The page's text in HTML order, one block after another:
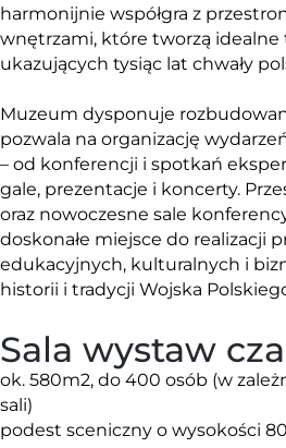
harmonijnie współgra z
wnętrzami, które tworzą idealne
ukazujących tysiąc lat chwały
Muzeum dysponuje
pozwala na organizację
– od konferencji i spotkań
gale, prezentacje i koncerty.
oraz nowoczesne sale
doskonałe miejsce do realizacji
edukacyjnych, kulturalnych i
historii i tradycji Wojska
Sala wystaw
ok. 580m2, do 400 osób (w
sali)
podest sceniczny o wysokości